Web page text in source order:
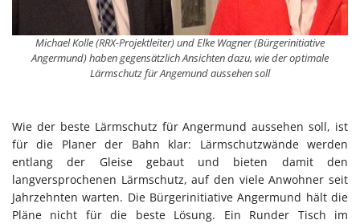
Michael Kolle (RRX-Projektleiter) und Elke Wagner (Bürgerinitiative
Angermund) haben gegensätzlich Ansichten dazu, wie der optimale
Lärmschutz für Angemund aussehen soll
Wie der beste Lärmschutz für Angermund aussehen soll, ist
für die Planer der Bahn klar: Lärmschutzwände werden
entlang der Gleise gebaut und bieten damit den
langversprochenen Lärmschutz, auf den viele Anwohner seit
Jahrzehnten warten. Die Bürgerinitiative Angermund hält die
Pläne nicht für die beste Lösung. Ein Runder Tisch im